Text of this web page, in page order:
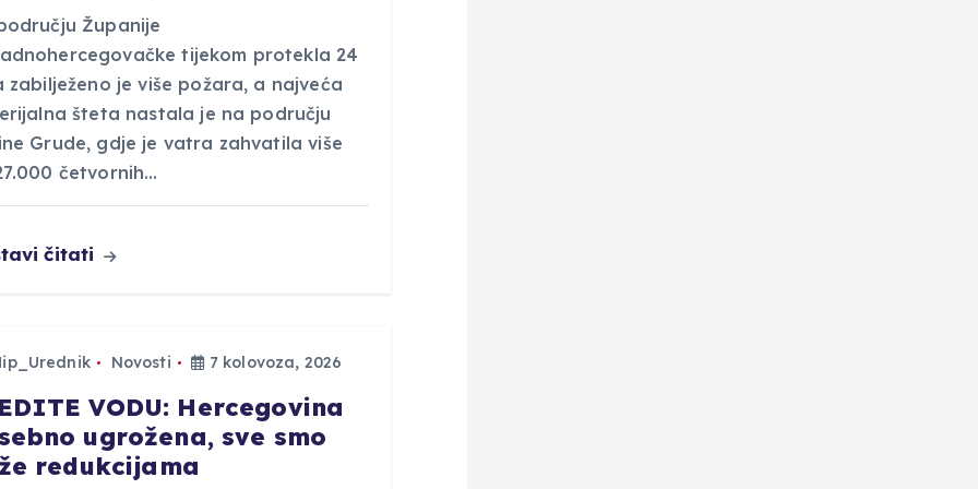
Županije
tijekom protekla 24
zabilježeno je više požara, a najveća
šteta nastala je na području
Grude, gdje je vatra zahvatila više
četvornih…
čitati
Novosti 7 kolovoza, 2026
VODU: Hercegovina
ugrožena, sve smo
redukcijama